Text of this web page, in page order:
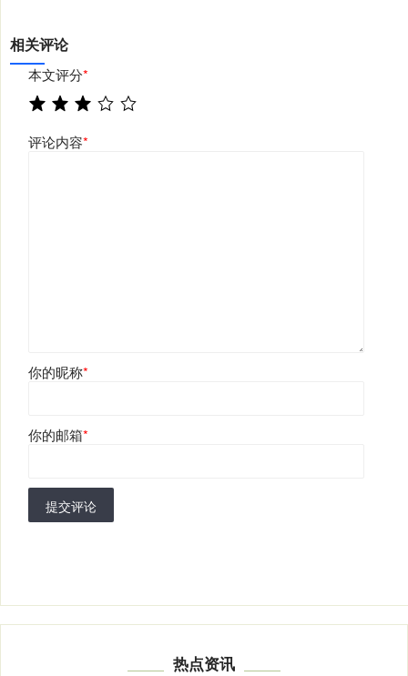
相关评论
本文评分*
评论内容*
你的昵称*
你的邮箱*
提交评论
热点资讯